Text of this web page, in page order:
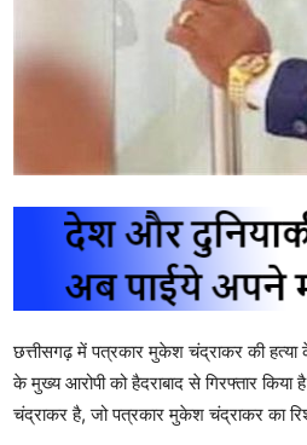
छत्तीसगढ़ में पत्रकार मुकेश चंद्राकर की हत्या
के मुख्य आरोपी को हैदराबाद से गिरफ्तार
चंद्राकर है, जो पत्रकार मुकेश चंद्राकर का